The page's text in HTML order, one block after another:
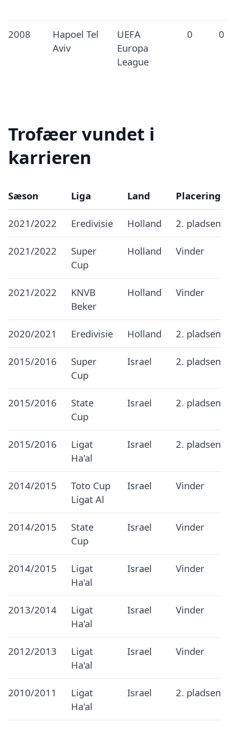
2008
Hapoel Tel
Aviv
UEFA
Europa
League
0 0
Trofæer vundet i
karrieren
Sæson Liga Land Placering
2021/2022 Eredivisie Holland 2. pladsen
2021/2022
Super
Cup
Holland Vinder
2021/2022
KNVB
Beker
Holland Vinder
2020/2021 Eredivisie Holland 2. pladsen
2015/2016
Super
Cup
Israel 2. pladsen
2015/2016
State
Cup
Israel 2. pladsen
2015/2016
Ligat
Ha'al
Israel 2. pladsen
2014/2015
Toto Cup
Ligat Al
Israel Vinder
2014/2015
State
Cup
Israel Vinder
2014/2015
Ligat
Ha'al
Israel Vinder
2013/2014
Ligat
Ha'al
Israel Vinder
2012/2013
Ligat
Ha'al
Israel Vinder
2010/2011
Ligat
Ha'al
Israel 2. pladsen